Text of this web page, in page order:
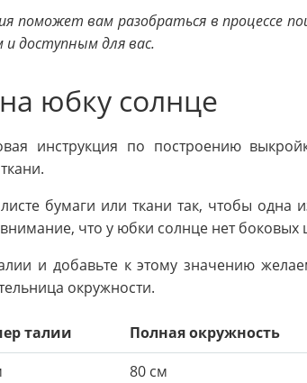
поможет вам разобраться в процессе
доступным для вас.
юбку солнце
инструкция по построению
бумаги или ткани так, чтобы одна
что у юбки солнце нет боковых
и добавьте к этому значению
окружности.
талии Полная окружность
80 см